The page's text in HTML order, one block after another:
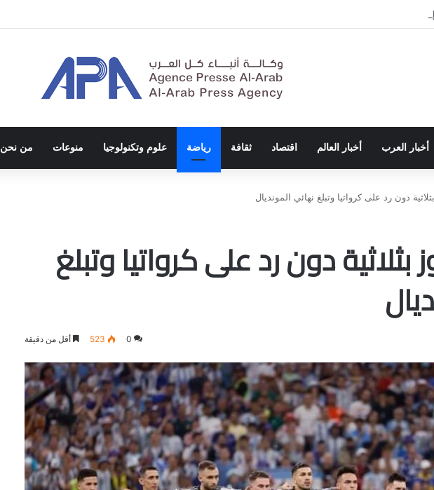
قيادات أكاديمية لمناهضة الاحتلال والفصل العنصري
أخبار العرب أخبار العالم اقتصاد ثقافة رياضة علوم وتكنولوجيا منوعات من نحن
دون رد على كرواتيا وتبلغ نهائي المونديال
بثلاثية دون رد على كرواتيا وتبلغ
0
523 أقل من دقيقة